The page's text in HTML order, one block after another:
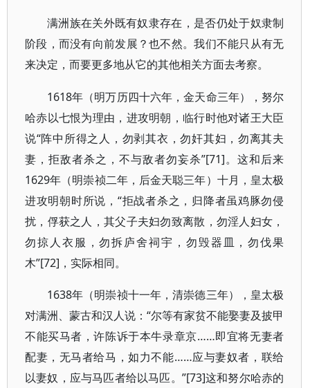
满洲族在关外既有奴隶存在，是否仍处于奴隶制
阶段，而没有向前发展？也不然。我们不能只从有无
来决定，而要更多地从它的其他相关方面去考察。
1618年（明万历四十六年，金天命三年），努尔
哈赤以七恨为理由，进攻明朝，临行时他对诸王大臣
说“阵中所得之人，勿剥其衣，勿奸其妇，勿离其夫
妻，拒敌者杀之，不与敌者勿妄杀”[71]。这和后来
1629年（明崇祯二年，后金天聪三年）十月，皇太极
进攻明朝时所说，“拒战者杀之，归降者虽鸡豚勿侵
扰，俘获之人，其父子夫妇勿致离散，勿淫人妇女，
勿掠人衣服，勿拆庐舍祠宇，勿毁器皿，勿伐果
木”[72]，实际相同。
1638年（明崇祯十一年，清崇德三年），皇太极
对满洲、蒙古和汉人说：“尔等有家贫不能娶妻及披甲
不能买马者，许陈诉于本牛录章京……即宜将无妻者
配妻，无马者给马，如力不能……应与妻奴者，联给
以妻奴，应与马匹者给以马匹。”[73]这和努尔哈赤的